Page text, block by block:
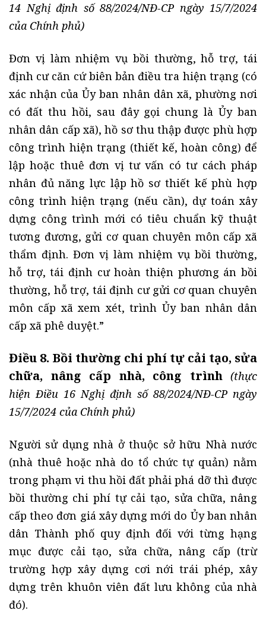
14 Nghị định số 88/2024/NĐ-CP ngày 15/7/2024
của Chính phủ)
Đơn vị làm nhiệm vụ bồi thường, hỗ trợ, tái
định cư căn cứ biên bản điều tra hiện trạng (có
xác nhận của Ủy ban nhân dân xã, phường nơi
có đất thu hồi, sau đây gọi chung là Ủy ban
nhân dân cấp xã), hồ sơ thu thập được phù hợp
công trình hiện trạng (thiết kế, hoàn công) để
lập hoặc thuê đơn vị tư vấn có tư cách pháp
nhân đủ năng lực lập hồ sơ thiết kế phù hợp
công trình hiện trạng (nếu cần), dự toán xây
dựng công trình mới có tiêu chuẩn kỹ thuật
tương đương, gửi cơ quan chuyên môn cấp xã
thẩm định. Đơn vị làm nhiệm vụ bồi thường,
hỗ trợ, tái định cư hoàn thiện phương án bồi
thường, hỗ trợ, tái định cư gửi cơ quan chuyên
môn cấp xã xem xét, trình Ủy ban nhân dân
cấp xã phê duyệt.”
Điều 8. Bồi thường chi phí tự cải tạo, sửa
chữa, nâng cấp nhà, công trình (thực
hiện Điều 16 Nghị định số 88/2024/NĐ-CP ngày
15/7/2024 của Chính phủ)
Người sử dụng nhà ở thuộc sở hữu Nhà nước
(nhà thuê hoặc nhà do tổ chức tự quản) nằm
trong phạm vi thu hồi đất phải phá dỡ thì được
bồi thường chi phí tự cải tạo, sửa chữa, nâng
cấp theo đơn giá xây dựng mới do Ủy ban nhân
dân Thành phố quy định đối với từng hạng
mục được cải tạo, sửa chữa, nâng cấp (trừ
trường hợp xây dựng cơi nới trái phép, xây
dựng trên khuôn viên đất lưu không của nhà
đó).